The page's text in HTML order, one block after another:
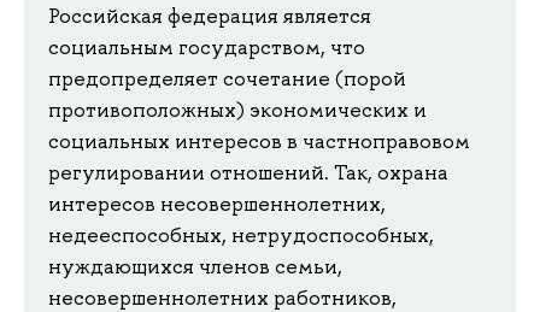
Российская федерация является
социальным государством, что
предопределяет сочетание (порой
противоположных) экономических и
социальных интересов в частноправовом
регулировании отношений. Так, охрана
интересов несовершеннолетних,
недееспособных, нетрудоспособных,
нуждающихся членов семьи,
несовершеннолетних работников,